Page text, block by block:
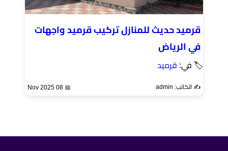
قرميد حديث للمنازل تركيب قرميد واجهات
في الرياض
🏷 في: قرميد
✍️ الكاتب: admin 📅 08 Nov 2025